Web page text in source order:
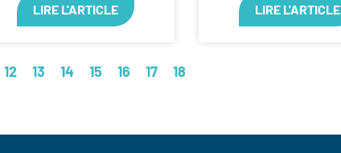
LIRE L'ARTICLE LIRE L'ARTICLE
12 13 14 15 16 17 18